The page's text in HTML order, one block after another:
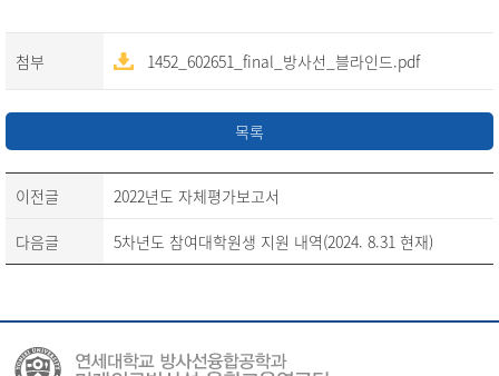
첨부 1452_602651_final_방사선_블라인드.pdf
목록
이전글 2022년도 자체평가보고서
다음글 5차년도 참여대학원생 지원 내역(2024. 8.31 현재)